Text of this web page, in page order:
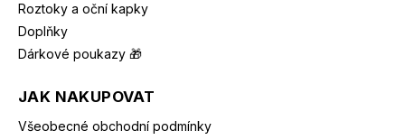
Roztoky a oční kapky
Doplňky
Dárkové poukazy 🎁
JAK NAKUPOVAT
Všeobecné obchodní podmínky